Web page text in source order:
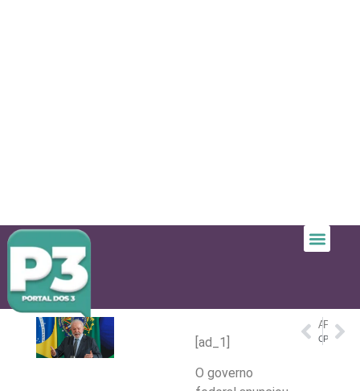
[ad_1]
O governo
ANTERIOR
Corpo de adolescente que desapareceu no Rio Amazonas é localizado após dois dias
PRÓXIMO
Polícia apreende mais de 11 kg de cocaína escondidos em embarcação no Amazonas